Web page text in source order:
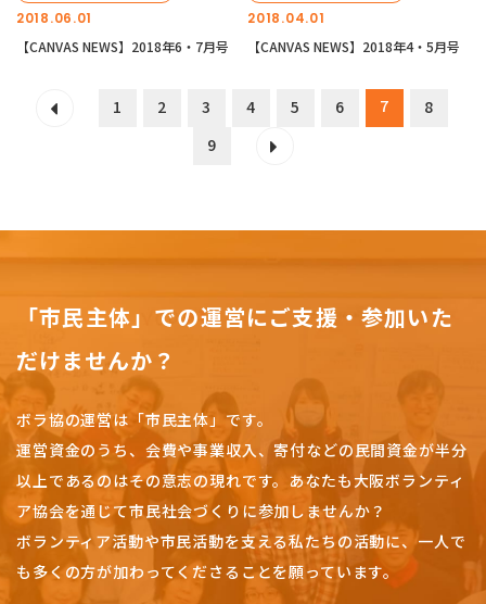
2018.06.01
【CANVAS NEWS】2018年6・7月号
2018.04.01
【CANVAS NEWS】2018年4・5月号
1 2 3 4 5 6 7
8
9
「市民主体」での運営にご支援・参加いた
だけませんか？
ボラ協の運営は「市民主体」です。
運営資金のうち、会費や事業収入、寄付などの民間資金が半分
以上であるのはその意志の現れです。 あなたも大阪ボランティ
ア協会を通じて市民社会づくりに参加しませんか？
ボランティア活動や市民活動を支える私たちの活動に、一人で
も多くの方が加わってくださることを願っています。